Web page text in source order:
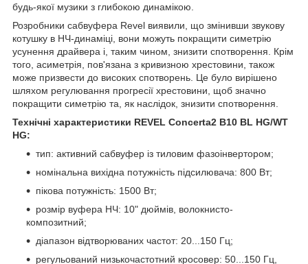
будь-якої музики з глибокою динамікою.
Розробники сабвуфера Revel виявили, що змінивши звукову
котушку в НЧ-динаміці, вони можуть покращити симетрію
усунення драйвера і, таким чином, знизити спотворення. Крім
того, асиметрія, пов'язана з кривизною хрестовини, також
може призвести до високих спотворень. Це було вирішено
шляхом регулювання прогресії хрестовини, щоб значно
покращити симетрію та, як наслідок, знизити спотворення.
Технічні характеристики REVEL Concerta2 B10 BL HG/WT
HG:
тип: активний сабвуфер із тиловим фазоінвертором;
номінальна вихідна потужність підсилювача: 800 Вт;
пікова потужність: 1500 Вт;
розмір вуфера НЧ: 10" дюймів, волокнисто-
композитний;
діапазон відтворюваних частот: 20...150 Гц;
регульований низькочастотний кросовер: 50...150 Гц,